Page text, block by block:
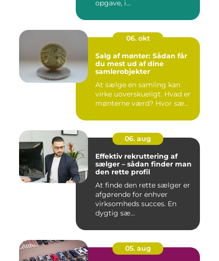
opgave, i...
06. okt
Salg af mønter: Sådan får
du mest ud af dine
samlerobjekter
At sælge en samling kan
virke uoverskueligt. Hvad er
mønterne værd? Hvor sæ...
06. aug
Effektiv rekruttering af
sælger – sådan finder man
den rette profil
At finde den rette sælger er
afgørende for enhver
virksomheds succes. En
dygtig sæ...
05. aug